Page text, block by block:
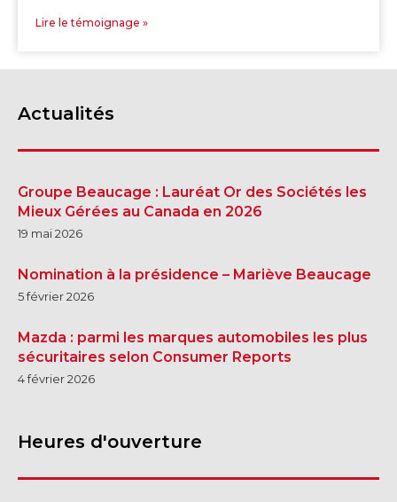
Lire le témoignage »
Actualités
Groupe Beaucage : Lauréat Or des Sociétés les
Mieux Gérées au Canada en 2026
19 mai 2026
Nomination à la présidence – Mariève Beaucage
5 février 2026
Mazda : parmi les marques automobiles les plus
sécuritaires selon Consumer Reports
4 février 2026
Heures d'ouverture